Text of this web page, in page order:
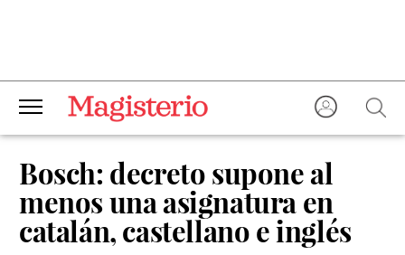
Bosch: decreto supone al
menos una asignatura en
catalán, castellano e inglés